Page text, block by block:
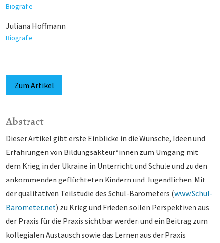
Biografie
Juliana Hoffmann
Biografie
Zum Artikel
Abstract
Dieser Artikel gibt erste Einblicke in die Wünsche, Ideen und
Erfahrungen von Bildungsakteur*innen zum Umgang mit
dem Krieg in der Ukraine in Unterricht und Schule und zu den
ankommenden geflüchteten Kindern und Jugendlichen. Mit
der qualitativen Teilstudie des Schul-Barometers (www.Schul-
Barometer.net) zu Krieg und Frieden sollen Perspektiven aus
der Praxis für die Praxis sichtbar werden und ein Beitrag zum
kollegialen Austausch sowie das Lernen aus der Praxis